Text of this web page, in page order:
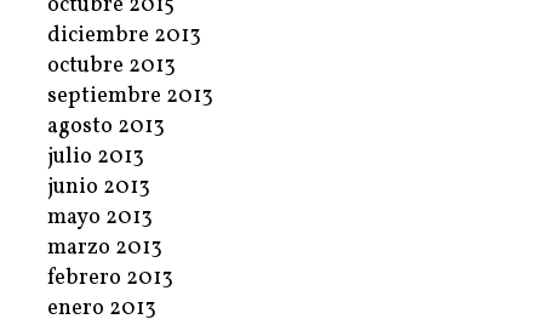
diciembre 2013
octubre 2013
septiembre 2013
agosto 2013
julio 2013
junio 2013
mayo 2013
marzo 2013
febrero 2013
enero 2013